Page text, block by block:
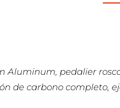
Aluminum, pedalier
de carbono completo,